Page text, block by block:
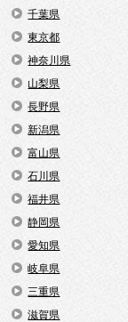
千葉県
東京都
神奈川県
山梨県
長野県
新潟県
富山県
石川県
福井県
静岡県
愛知県
岐阜県
三重県
滋賀県